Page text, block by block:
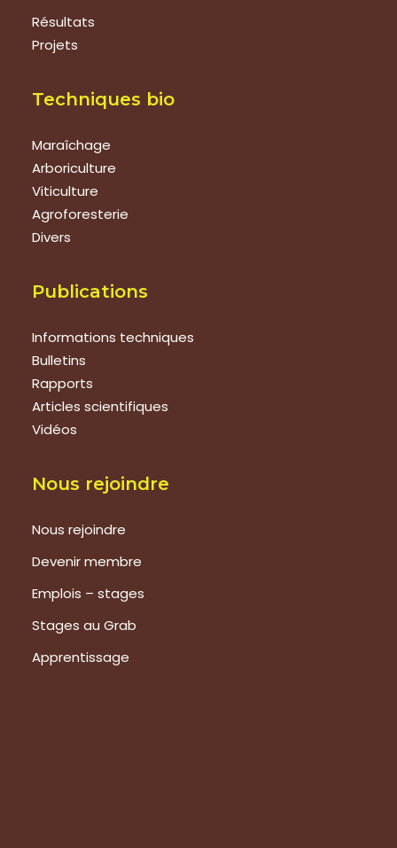
Résultats
Projets
Techniques bio
Maraîchage
Arboriculture
Viticulture
Agroforesterie
Divers
Publications
Informations techniques
Bulletins
Rapports
Articles scientifiques
Vidéos
Nous rejoindre
Nous rejoindre
Devenir membre
Emplois – stages
Stages au Grab
Apprentissage